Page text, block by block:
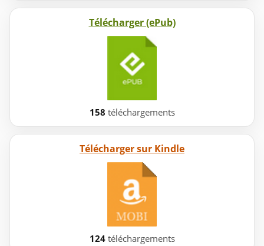
Télécharger (ePub)
158 téléchargements
Télécharger sur Kindle
124téléchargements